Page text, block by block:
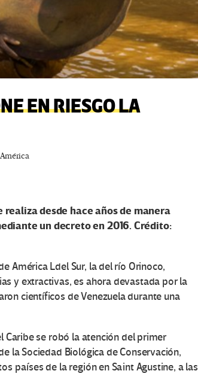
EN RIESGO LA
desde hace años de manera
un decreto en 2016. Crédito:
América Ldel Sur, la del río Orinoco,
y extractivas, es ahora devastada por la
científicos de Venezuela durante una
Caribe se robó la atención del primer
la Sociedad Biológica de Conservación,
países de la región en Saint Agustine, a las